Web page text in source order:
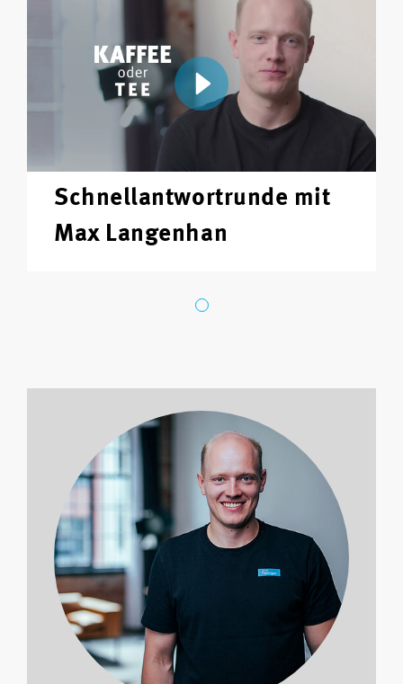
Schnellantwortrunde mit
Max Langenhan